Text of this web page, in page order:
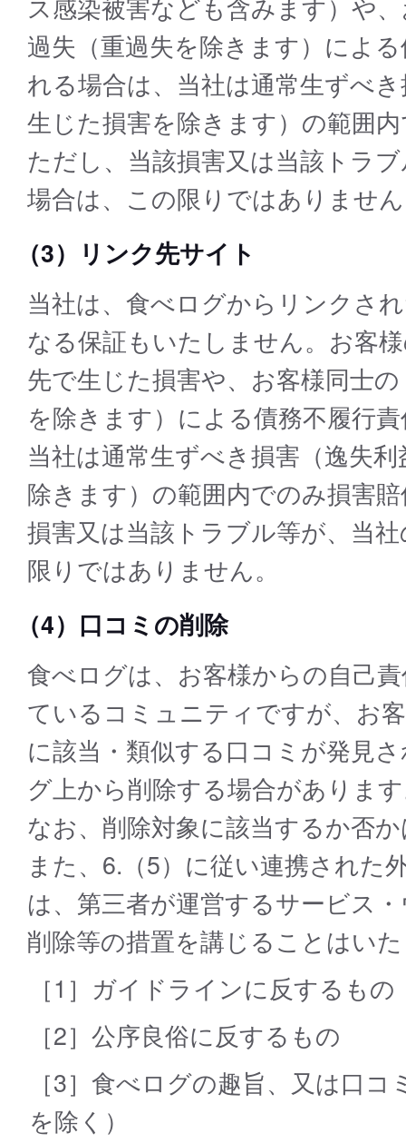
過失（重過失を除きます）によ
れる場合は、当社は通常生ずべ
生じた損害を除きます）の範囲
ただし、当該損害又は当該トラ
場合は、この限りではありませ
（3）リンク先サイト
当社は、⾷べログからリンクさ
なる保証もいたしません。お客
先で⽣じた損害や、お客様同⼠
を除きます）による債務不履行
当社は通常生ずべき損害（逸失
除きます）の範囲内でのみ損害
損害又は当該トラブル等が、当
限りではありません。
（4）口コミの削除
食べログは、お客様からの自己
ているコミュニティですが、お
に該当・類似する口コミが発見
グ上から削除する場合がありま
なお、削除対象に該当するか否
また、6.（5）に従い連携された
は、第三者が運営するサービス
削除等の措置を講じることはい
［1］ガイドラインに反するもの
［2］公序良俗に反するもの
［3］食べログの趣旨、又は口
を除く）